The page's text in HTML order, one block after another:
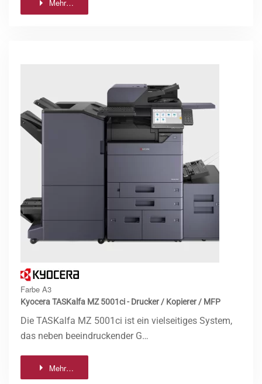
Mehr…
Farbe A3
Kyocera TASKalfa MZ 5001ci - Drucker / Kopierer / MFP
Die TASKalfa MZ 5001ci ist ein vielseitiges System,
das neben beeindruckender G…
Mehr…